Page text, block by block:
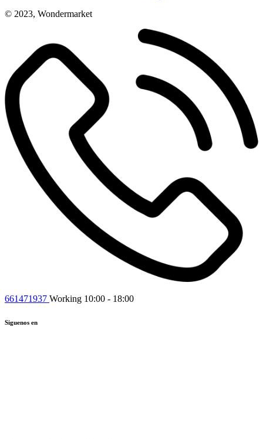
© 2023, Wondermarket
661471937 Working 10:00 - 18:00
Siguenos en